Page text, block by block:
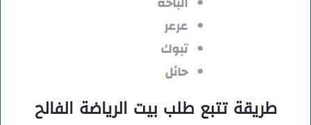
طريقة تتبع طلب بيت الرياضة الفالح